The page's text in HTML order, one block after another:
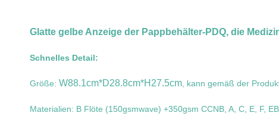
Glatte gelbe Anzeige der Pappbehälter-PDQ, die
Schnelles Detail:
Größe: W88.1cm*D28.8cm*H27.5cm , kann gemäß der
Materialien: B Flöte (150gsmwave) +350gsm CCNB, A, C, E, F,